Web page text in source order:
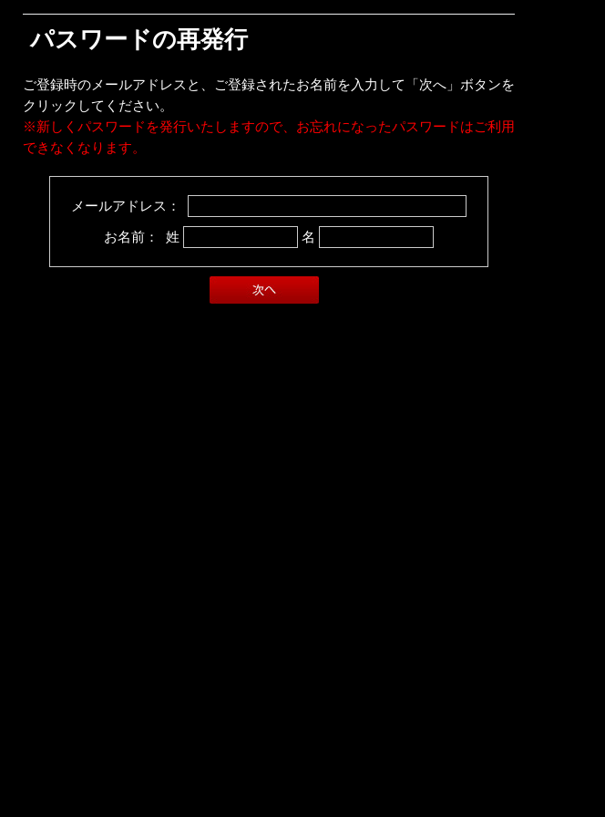
パスワードの再発行
ご登録時のメールアドレスと、ご登録されたお名前を入力して「次へ」ボタンを
クリックしてください。
※新しくパスワードを発行いたしますので、お忘れになったパスワードはご利用
できなくなります。
メールアドレス：
お名前： 姓
名